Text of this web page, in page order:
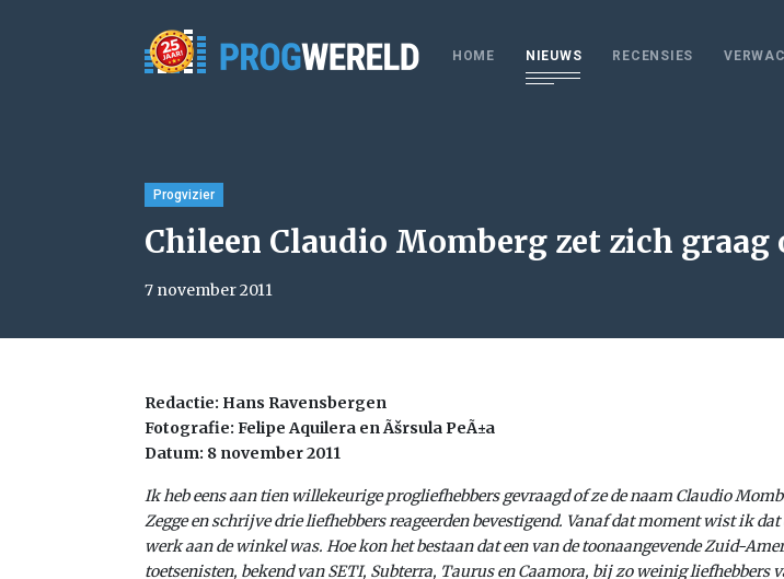
HOME NIEUWS RECENSIES
Progvizier
Chileen Claudio Momberg zet zich graag
7 november 2011
Redactie: Hans Ravensbergen
Fotografie: Felipe Aquilera en Ãšrsula PeÃ±a
Datum: 8 november 2011
Ik heb eens aan tien willekeurige progliefhebbers gevraagd of ze de naam Claudio
Zegge en schrijve drie liefhebbers reageerden bevestigend. Vanaf dat moment wist ik
werk aan de winkel was. Hoe kon het bestaan dat een van de toonaangevende Zuid-
toetsenisten, bekend van SETI, Subterra, Taurus en Caamora, bij zo weinig liefhebbers